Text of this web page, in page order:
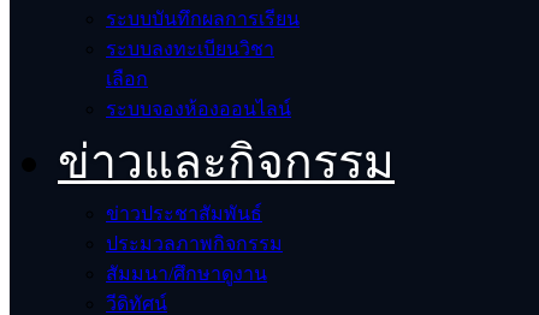
ระบบบันทึกผลการเรียน
ระบบลงทะเบียนวิชา
เลือก
ระบบจองห้องออนไลน์
ข่าวและกิจกรรม
ข่าวประชาสัมพันธ์
ประมวลภาพกิจกรรม
สัมมนา/ศึกษาดูงาน
วีดิทัศน์